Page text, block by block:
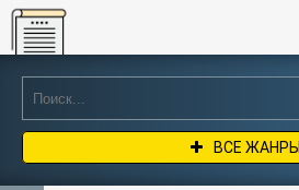
Online-knigi.org
ВСЕ ЖАНРЫ